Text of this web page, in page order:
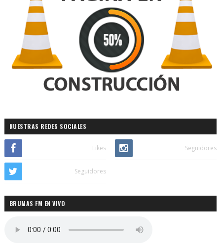
NUESTRAS REDES SOCIALES
Likes Seguidores
Seguidores
BRUMAS FM EN VIVO